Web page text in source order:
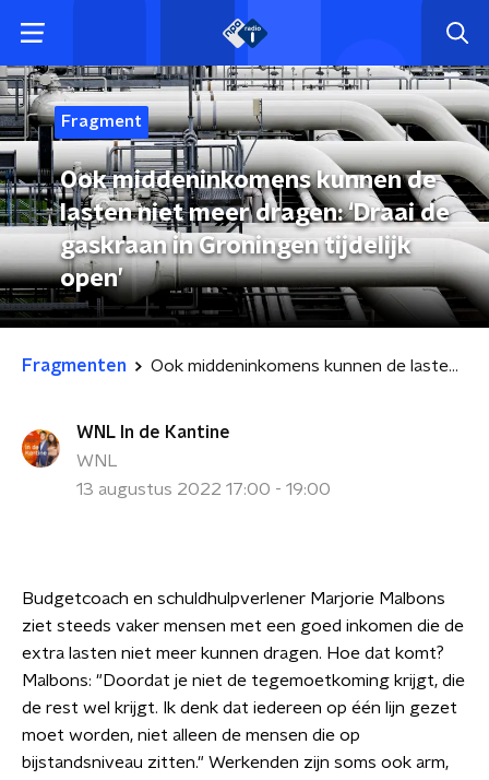
Fragment
Ook middeninkomens kunnen de
lasten niet meer dragen: ‘Draai de
gaskraan in Groningen tijdelijk
open’
Fragmenten Ook middeninkomens kunnen de lasten niet meer dragen: ‘Draai de gaskraan in Groningen tijdelijk open’
WNL In de Kantine
WNL
13 augustus 2022 17:00 - 19:00
Budgetcoach en schuldhulpverlener Marjorie Malbons
ziet steeds vaker mensen met een goed inkomen die de
extra lasten niet meer kunnen dragen. Hoe dat komt?
Malbons: "Doordat je niet de tegemoetkoming krijgt, die
de rest wel krijgt. Ik denk dat iedereen op één lijn gezet
moet worden, niet alleen de mensen die op
bijstandsniveau zitten." Werkenden zijn soms ook arm,